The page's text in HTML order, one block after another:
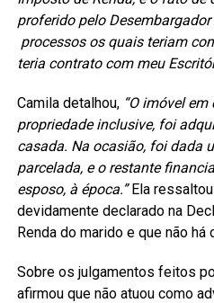
proferido pelo
processos os quais teriam
teria contrato com meu
Camila detalhou, “O imóvel
propriedade inclusive, foi
casada. Na ocasião, foi dada
parcelada, e o restante
esposo, à época.”Ela
devidamente declarado na
Renda do marido e que não
Sobre os julgamentos feitos
afirmou que não atuou como